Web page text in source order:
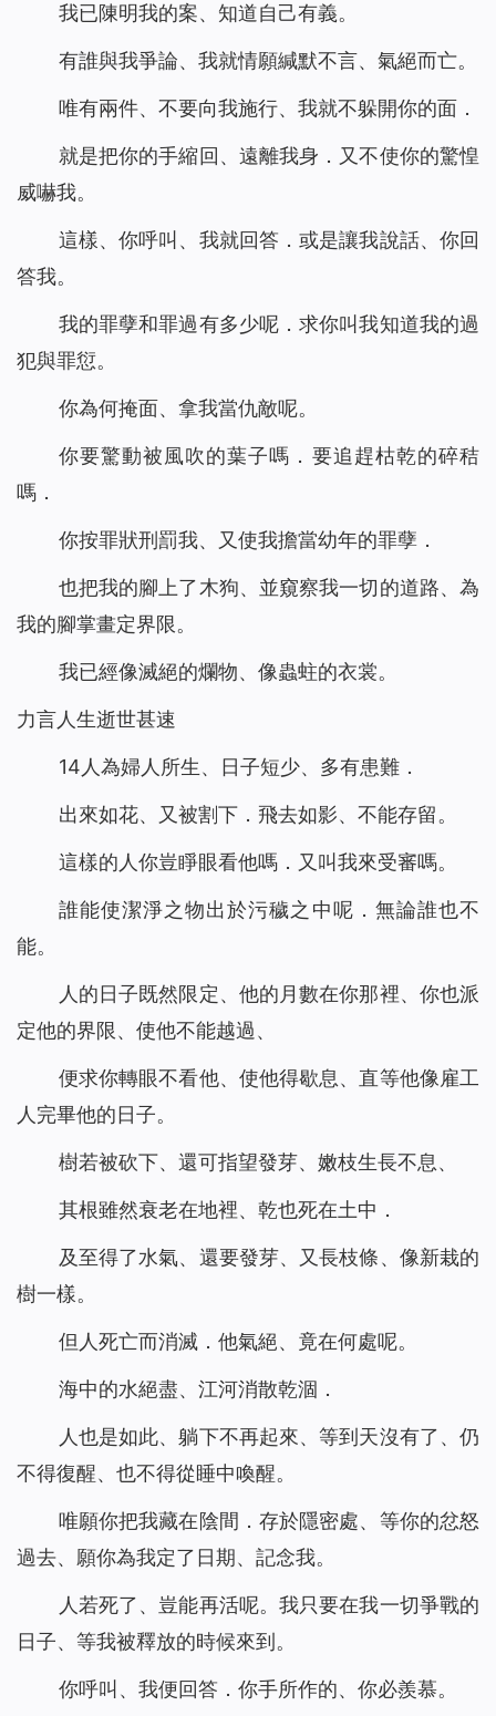
我已陳明我的案、知道自己有義。
有誰與我爭論、我就情願緘默不言、氣絕而亡。
唯有兩件、不要向我施行、我就不躲開你的面．
就是把你的手縮回、遠離我身．又不使你的驚惶
威嚇我。
這樣、你呼叫、我就回答．或是讓我說話、你回
答我。
我的罪孽和罪過有多少呢．求你叫我知道我的過
犯與罪愆。
你為何掩面、拿我當仇敵呢。
你要驚動被風吹的葉子嗎．要追趕枯乾的碎秸
嗎．
你按罪狀刑罰我、又使我擔當幼年的罪孽．
也把我的腳上了木狗、並窺察我一切的道路、為
我的腳掌畫定界限。
我已經像滅絕的爛物、像蟲蛀的衣裳。
力言人生逝世甚速
14人為婦人所生、日子短少、多有患難．
出來如花、又被割下．飛去如影、不能存留。
這樣的人你豈睜眼看他嗎．又叫我來受審嗎。
誰能使潔淨之物出於污穢之中呢．無論誰也不
能。
人的日子既然限定、他的月數在你那裡、你也派
定他的界限、使他不能越過、
便求你轉眼不看他、使他得歇息、直等他像雇工
人完畢他的日子。
樹若被砍下、還可指望發芽、嫩枝生長不息、
其根雖然衰老在地裡、乾也死在土中．
及至得了水氣、還要發芽、又長枝條、像新栽的
樹一樣。
但人死亡而消滅．他氣絕、竟在何處呢。
海中的水絕盡、江河消散乾涸．
人也是如此、躺下不再起來、等到天沒有了、仍
不得復醒、也不得從睡中喚醒。
唯願你把我藏在陰間．存於隱密處、等你的忿怒
過去、願你為我定了日期、記念我。
人若死了、豈能再活呢。我只要在我一切爭戰的
日子、等我被釋放的時候來到。
你呼叫、我便回答．你手所作的、你必羨慕。